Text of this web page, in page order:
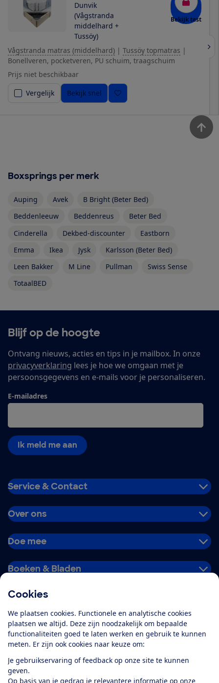
Cookies
We plaatsen cookies. Functionele en analytische cookies
plaatsen we altijd. Deze zijn noodzakelijk om bepaalde
functionaliteiten goed te laten werken en gebruik te kunnen
meten. Er zijn ook cookies naar keuze om:
Je gebruikservaring of feedback op onze site te kunnen
geven.
Op basis van je gedrag je relevantere informatie op onze
Dunvik
(Vågstranda
middelhard +
Tussöy)
Bekijk test
Vågstranda matras (middelhard) | Tussöy topmatras |
Bonellveren, pocketveren, PU schuim, traagschuim
Prijs niet beschikbaar
Vergelijk
Bekijk snel
Boxsprings per merk
Auping Avek
B Bright (Beter Bed)
Beddenleeuw
Beddenreus
Beter Bed
Cinderella
Dekbed-discounter
Eastborn
Emma
Ikea Jysk
Karlsson (Beter Bed)
Leen Bakker
M Line Pullman
Swiss Sense
TotaalBED
Blijf op de hoogte
Ontvang nieuws, acties en tips in je mailbox. In onze
privacyverklaring lees je hoe we omgaan met je
persoonsgegevens en e-mails voor je personaliseren.
E-mailadres
Ik meld me aan
Service & Contact
Over ons
Doe mee
Boeken & Bladen
Alles over de
app